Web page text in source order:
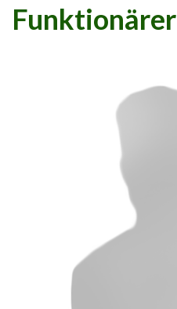
Funktionärer